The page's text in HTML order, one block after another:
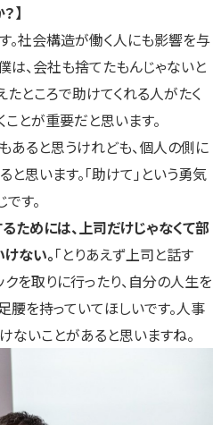
】
。社会構造が働く人にも影響を与
は、会社も捨てたもんじゃないと
ところで助けてくれる人がたく
ことが重要だと思います。
あると思うけれども、個人の側に
思います。「助けて」という勇気
す。
ためには、上司だけじゃなくて部
ない。「とりあえず上司と話す
クを取りに行ったり、自分の人生を
腰を持っていてほしいです。人事
ないことがあると思いますね。